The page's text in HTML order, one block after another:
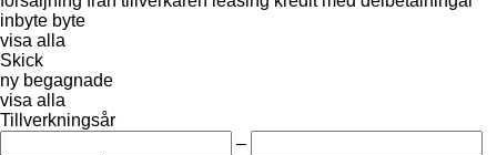
inbyte byte
visa alla
Skick
ny begagnade
visa alla
Tillverkningsår
–